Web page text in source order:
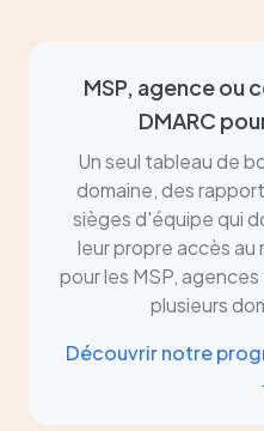
MSP, agence ou
DMARC
Un seul tableau de
domaine, des
sièges d'équipe qui
leur propre accès
pour les MSP,
plusieurs
Découvrir notre